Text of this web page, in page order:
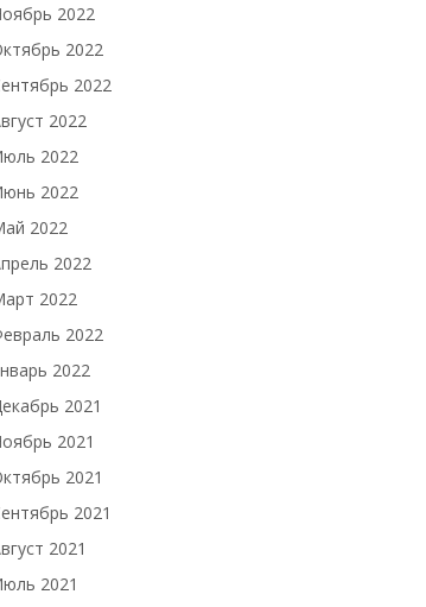
2022
2022
2022
2022
2022
2022
2022
2022
2022
2022
2022
2021
2021
2021
2021
2021
2021